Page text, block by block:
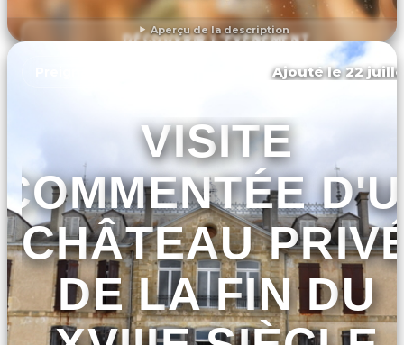
Aperçu de la description
DÉCOUVRIR L'ÉVÉNEMENT
Ajouté le 22
VISITE
CHÂTEAU
DE LA FIN DU